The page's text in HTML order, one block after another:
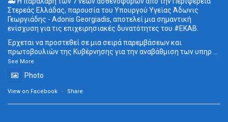
Στερεάς Ελλάδας, παρουσία του Υπουργού Υγείας Άδωνις
Γεωργιάδης - Adonis Georgiadis, αποτελεί μια σημαντική
ενίσχυση για τις επιχειρησιακές δυνατότητες του #ΕΚΑΒ.
Έρχεται να προστεθεί σε μια σειρά παρεμβάσεων και
πρωτοβουλιών της Κυβέρνησης για την αναβάθμιση των υπηρ ...
See More
Photo
View on Facebook · Share